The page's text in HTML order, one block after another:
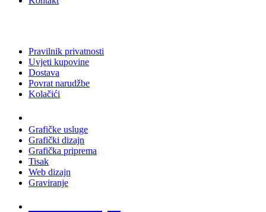
Pravilnik privatnosti
Uvjeti kupovine
Dostava
Povrat narudžbe
Kolačići
Grafičke usluge
Grafički dizajn
Grafička priprema
Tisak
Web dizajn
Graviranje